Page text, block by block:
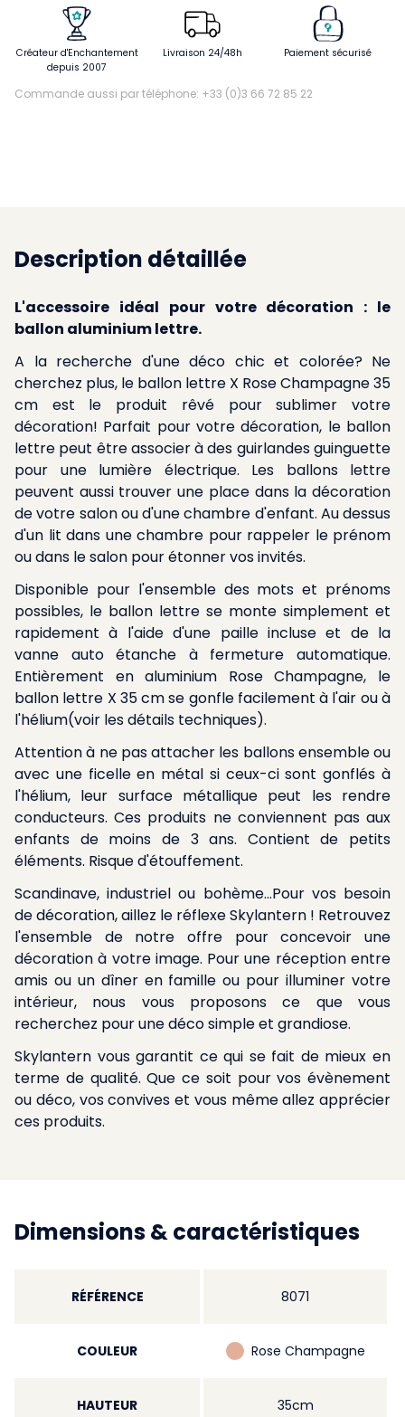
Créateur d'Enchantement
depuis 2007
Livraison 24/48h Paiement sécurisé
Commande aussi par téléphone: +33 (0)3 66 72 85 22
Description détaillée
L'accessoire idéal pour votre décoration : le
ballon aluminium lettre.
A la recherche d'une déco chic et colorée? Ne
cherchez plus, le ballon lettre X Rose Champagne 35
cm est le produit rêvé pour sublimer votre
décoration! Parfait pour votre décoration, le ballon
lettre peut être associer à des guirlandes guinguette
pour une lumière électrique. Les ballons lettre
peuvent aussi trouver une place dans la décoration
de votre salon ou d'une chambre d'enfant. Au dessus
d'un lit dans une chambre pour rappeler le prénom
ou dans le salon pour étonner vos invités.
Disponible pour l'ensemble des mots et prénoms
possibles, le ballon lettre se monte simplement et
rapidement à l'aide d'une paille incluse et de la
vanne auto étanche à fermeture automatique.
Entièrement en aluminium Rose Champagne, le
ballon lettre X 35 cm se gonfle facilement à l'air ou à
l'hélium(voir les détails techniques).
Attention à ne pas attacher les ballons ensemble ou
avec une ficelle en métal si ceux-ci sont gonflés à
l'hélium, leur surface métallique peut les rendre
conducteurs. Ces produits ne conviennent pas aux
enfants de moins de 3 ans. Contient de petits
éléments. Risque d'étouffement.
Scandinave, industriel ou bohème...Pour vos besoin
de décoration, aillez le réflexe Skylantern ! Retrouvez
l'ensemble de notre offre pour concevoir une
décoration à votre image. Pour une réception entre
amis ou un dîner en famille ou pour illuminer votre
intérieur, nous vous proposons ce que vous
recherchez pour une déco simple et grandiose.
Skylantern vous garantit ce qui se fait de mieux en
terme de qualité. Que ce soit pour vos évènement
ou déco, vos convives et vous même allez apprécier
ces produits.
Dimensions & caractéristiques
RÉFÉRENCE 8071
COULEUR Rose Champagne
HAUTEUR 35cm